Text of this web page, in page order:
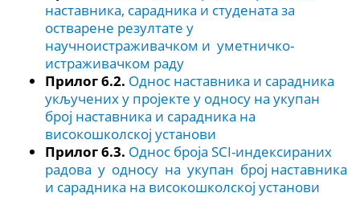
наставника, сарадника и студената за
остварене резултате у
научноистраживачком и уметничко-
истраживачком раду
Прилог 6.2. Однос наставника и сарадника
укључених у пројекте у односу на укупан
број наставника и сарадника на
високошколској установи
Прилог 6.3. Однос броја SCI-индексираних
радова у односу на укупан број наставника
и сарадника на високошколској установи